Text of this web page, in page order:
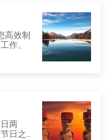
高效制
作。
两
日之